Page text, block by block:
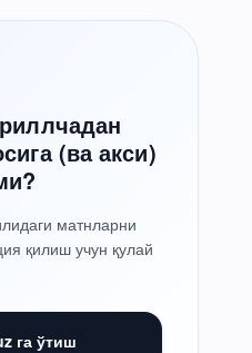
(ва акси)
матнларни
қилиш учун қулай
га ўтиш